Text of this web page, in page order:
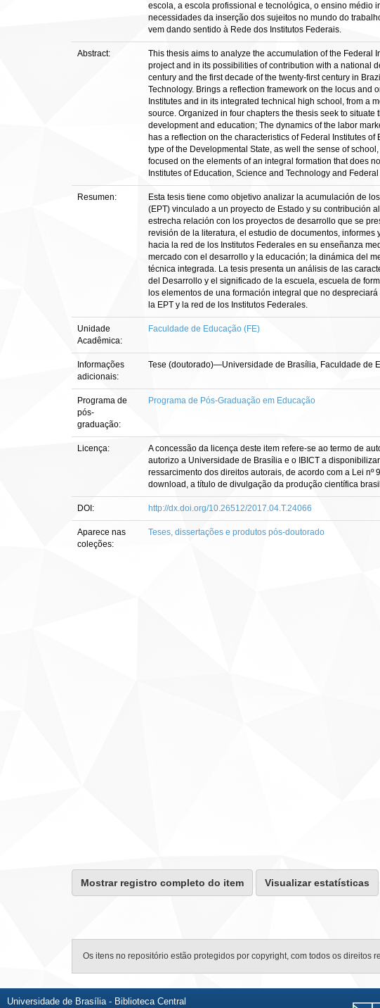
escola, a escola profissional e tecnológica, o ensino médio
necessidades da inserção dos sujeitos no mundo do
vem dando sentido à Rede dos Institutos Federais.
Abstract:
This thesis aims to analyze the accumulation of the Federal
project and in its possibilities of contribution with a national
century and the first decade of the twenty-first century in
Technology. Brings a reflection framework on the locus and
Institutes and in its integrated technical high school, from a
source. Organized in four chapters the thesis seek to
development and education; The dynamics of the labor
has a reflection on the characteristics of Federal Institutes
type of the Developmental State, as well the sense of
focused on the elements of an integral formation that does
Institutes of Education, Science and Technology and
Resumen:
Esta tesis tiene como objetivo analizar la acumulación de
(EPT) vinculado a un proyecto de Estado y su contribución
estrecha relación con los proyectos de desarrollo que se
revisión de la literatura, el estudio de documentos,
hacia la red de los Institutos Federales en su enseñanza
mercado con el desarrollo y la educación; la dinámica del
técnica integrada. La tesis presenta un análisis de las
del Desarrollo y el significado de la escuela, escuela de
los elementos de una formación integral que no
la EPT y la red de los Institutos Federales.
Unidade
Acadêmica:
Faculdade de Educação (FE)
Informações
adicionais:
Tese (doutorado)—Universidade de Brasília, Faculdade de
Programa de
pós-
graduação:
Programa de Pós-Graduação em Educação
Licença:
A concessão da licença deste item refere-se ao termo de
autorizo a Universidade de Brasília e o IBICT a
ressarcimento dos direitos autorais, de acordo com a Lei
download, a título de divulgação da produção científica
DOI: http://dx.doi.org/10.26512/2017.04.T.24066
Aparece nas
coleções:
Teses, dissertações e produtos pós-doutorado
Mostrar registro completo do item Visualizar estatísticas
Os itens no repositório estão protegidos por copyright, com todos os direitos
Universidade de Brasília - Biblioteca Central